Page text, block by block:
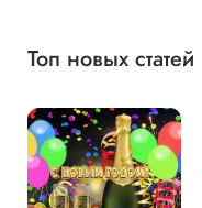
Топ новых статей